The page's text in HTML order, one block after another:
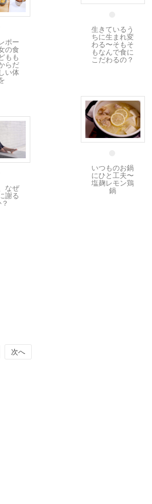
生きているう
ちに生まれ変
わる〜そもそ
もなんで食に
こだわるの？
11月
ポー
の食
もも
らだ
い体
20 11月
いつものお鍋
にひと工夫〜
塩麹レモン鶏
鍋
11月
なぜ
謝る
次へ